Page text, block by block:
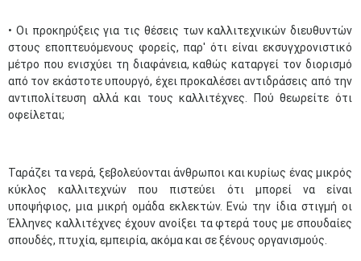
• Οι προκηρύξεις για τις θέσεις των καλλιτεχνικών διευθυντών
στους εποπτευόμενους φορείς, παρ' ότι είναι εκσυγχρονιστικό
μέτρο που ενισχύει τη διαφάνεια, καθώς καταργεί τον διορισμό
από τον εκάστοτε υπουργό, έχει προκαλέσει αντιδράσεις από την
αντιπολίτευση αλλά και τους καλλιτέχνες. Πού θεωρείτε ότι
οφείλεται;
Ταράζει τα νερά, ξεβολεύονται άνθρωποι και κυρίως ένας μικρός
κύκλος καλλιτεχνών που πιστεύει ότι μπορεί να είναι
υποψήφιος, μια μικρή ομάδα εκλεκτών. Ενώ την ίδια στιγμή οι
Έλληνες καλλιτέχνες έχουν ανοίξει τα φτερά τους με σπουδαίες
σπουδές, πτυχία, εμπειρία, ακόμα και σε ξένους οργανισμούς.